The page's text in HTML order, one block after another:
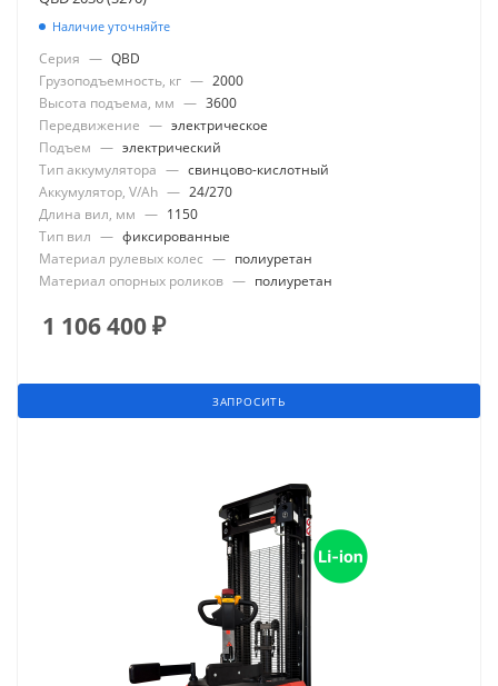
Наличие уточняйте
Серия — QBD
Грузоподъемность, кг — 2000
Высота подъема, мм — 3600
Передвижение — электрическое
Подъем — электрический
Тип аккумулятора — свинцово-кислотный
Аккумулятор, V/Ah — 24/270
Длина вил, мм — 1150
Тип вил — фиксированные
Материал рулевых колес — полиуретан
Материал опорных роликов — полиуретан
1 106 400₽
ЗАПРОСИТЬ